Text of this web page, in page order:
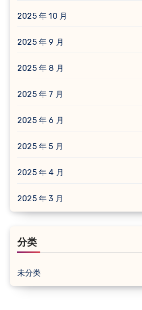
2025 年 10 月
2025 年 9 月
2025 年 8 月
2025 年 7 月
2025 年 6 月
2025 年 5 月
2025 年 4 月
2025 年 3 月
分类
未分类